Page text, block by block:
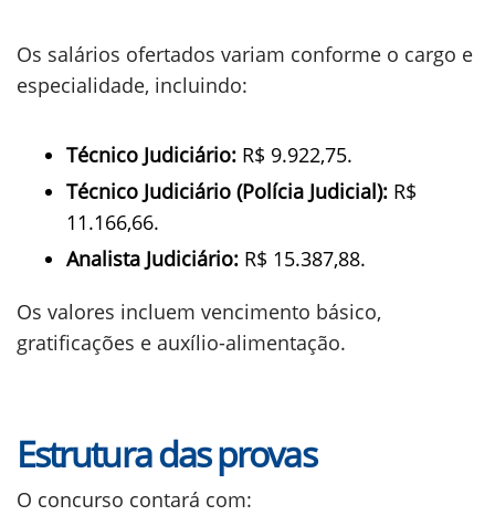
Os salários ofertados variam conforme o cargo e
especialidade, incluindo:
Técnico Judiciário: R$ 9.922,75.
Técnico Judiciário (Polícia Judicial): R$
11.166,66.
Analista Judiciário: R$ 15.387,88.
Os valores incluem vencimento básico,
gratificações e auxílio-alimentação.
Estrutura das provas
O concurso contará com: